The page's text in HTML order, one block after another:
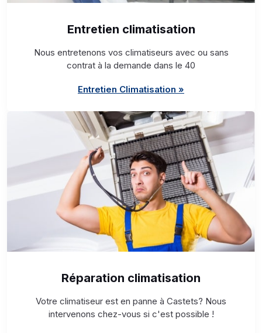
Entretien climatisation
Nous entretenons vos climatiseurs avec ou sans
contrat à la demande dans le 40
Entretien Climatisation »
Réparation climatisation
Votre climatiseur est en panne à Castets? Nous
intervenons chez-vous si c'est possible !